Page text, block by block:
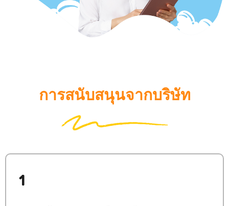
การสนับสนุนจากบริษัท
1